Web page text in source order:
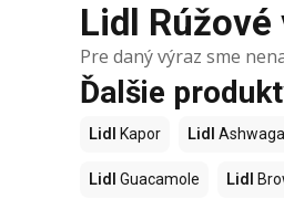
Lidl
Pre daný výraz sme
Ďalšie
Lidl Kapor Lidl
Lidl Guacamole Lidl